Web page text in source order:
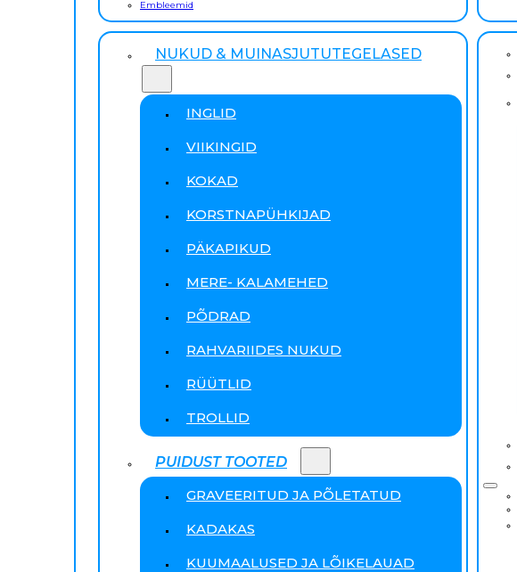
Embleemid
NUKUD & MUINASJUTUTEGELASED
INGLID
VIIKINGID
KOKAD
KORSTNAPÜHKIJAD
PÄKAPIKUD
MERE- KALAMEHED
PÕDRAD
RAHVARIIDES NUKUD
RÜÜTLID
TROLLID
PUIDUST TOOTED
GRAVEERITUD JA PÕLETATUD
KADAKAS
KUUMAALUSED JA LÕIKELAUAD